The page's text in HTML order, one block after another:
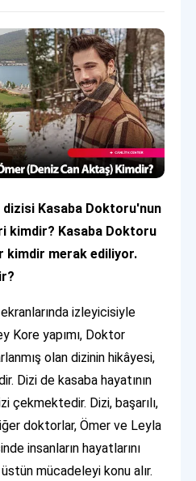
dizisi Kasaba Doktoru'nun
kimdir? Kasaba Doktoru
kimdir merak ediliyor.
izleyicisiyle
Kore yapımı, Doktor
olan dizinin hikâyesi,
Dizi de kasaba hayatının
çekmektedir. Dizi, başarılı,
doktorlar, Ömer ve Leyla
insanların hayatlarını
mücadeleyi konu alır.